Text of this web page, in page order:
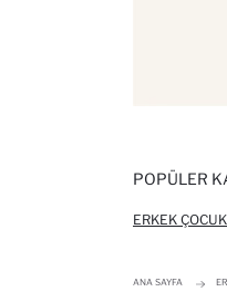
POPÜLER
ERKEK
ANA SAYFA